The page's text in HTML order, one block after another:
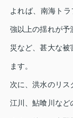
よれば、南海ト
強以上の揺れが予
災など、甚大な被
ます。
次に、洪水のリス
江川、鮎喰川など